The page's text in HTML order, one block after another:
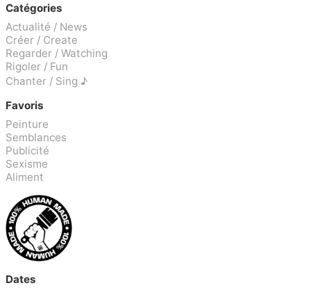
Catégories
Actualité / News
Créer / Create
Regarder / Watching
Rigoler / Fun
Chanter / Sing ♪
Favoris
Peinture
Semblances
Publicité
Sexisme
Aliment
Dates